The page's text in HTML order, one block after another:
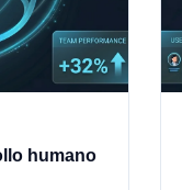
humano